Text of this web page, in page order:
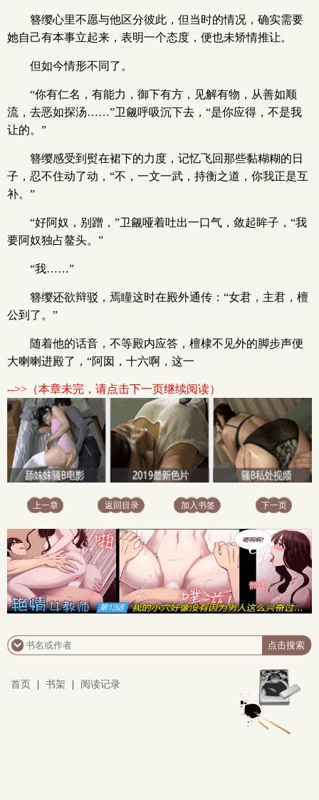
簪缨心里不愿与他区分彼此，但当时的情况，确实需要
她自己有本事立起来，表明一个态度，便也未矫情推让。
但如今情形不同了。
“你有仁名，有能力，御下有方，见解有物，从善如顺
流，去恶如探汤……”卫觎呼吸沉下去，“是你应得，不是我
让的。”
簪缨感受到熨在裙下的力度，记忆飞回那些黏糊糊的日
子，忍不住动了动，“不，一文一武，持衡之道，你我正是互
补。”
“好阿奴，别蹭，”卫觎哑着吐出一口气，敛起眸子，“我
要阿奴独占鳌头。”
“我……”
簪缨还欲辩驳，焉瞳这时在殿外通传：“女君，主君，檀
公到了。”
随着他的话音，不等殿内应答，檀棣不见外的脚步声便
大喇喇进殿了，“阿囡，十六啊，这一
-->>（本章未完，请点击下一页继续阅读）
上一章 返回目录 加入书签 下一页
首页 书架 阅读记录